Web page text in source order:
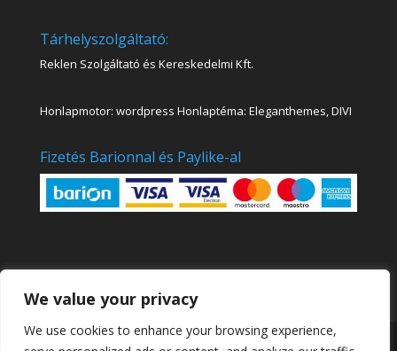
We value your privacy
We use cookies to enhance your browsing experience,
Tárhelyszolgáltató:
Reklen Szolgáltató és Kereskedelmi Kft.
Honlapmotor: wordpress Honlaptéma: Eleganthemes, DIVI
Fizetés Barionnal és Paylike-al